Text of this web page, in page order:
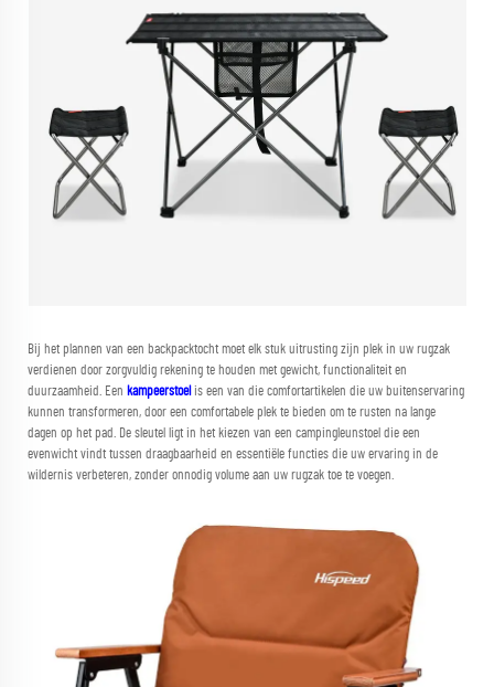
Bij het plannen van een backpacktocht moet elk stuk uitrusting zijn plek in uw rugzak
verdienen door zorgvuldig rekening te houden met gewicht, functionaliteit en
duurzaamheid. Een kampeerstoel is een van die comfortartikelen die uw buitenservaring
kunnen transformeren, door een comfortabele plek te bieden om te rusten na lange
dagen op het pad. De sleutel ligt in het kiezen van een campingleunstoel die een
evenwicht vindt tussen draagbaarheid en essentiële functies die uw ervaring in de
wildernis verbeteren, zonder onnodig volume aan uw rugzak toe te voegen.